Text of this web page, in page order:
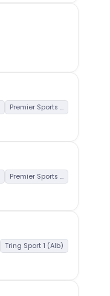
Premier Sports ...
Premier Sports ...
Tring Sport 1 (Alb)